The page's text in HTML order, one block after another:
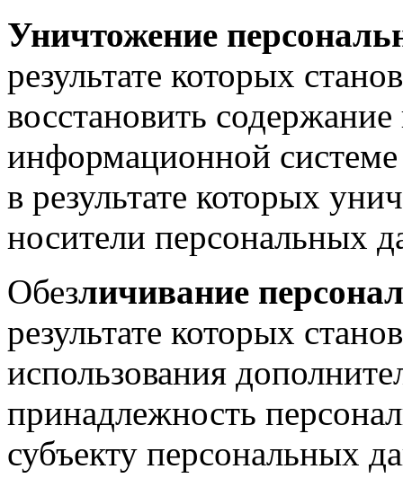
Уничтожение
результате которых
восстановить
информационной
в результате которых
носители персональных
Обезличивание
результате которых
использования
принадлежность
субъекту персональных